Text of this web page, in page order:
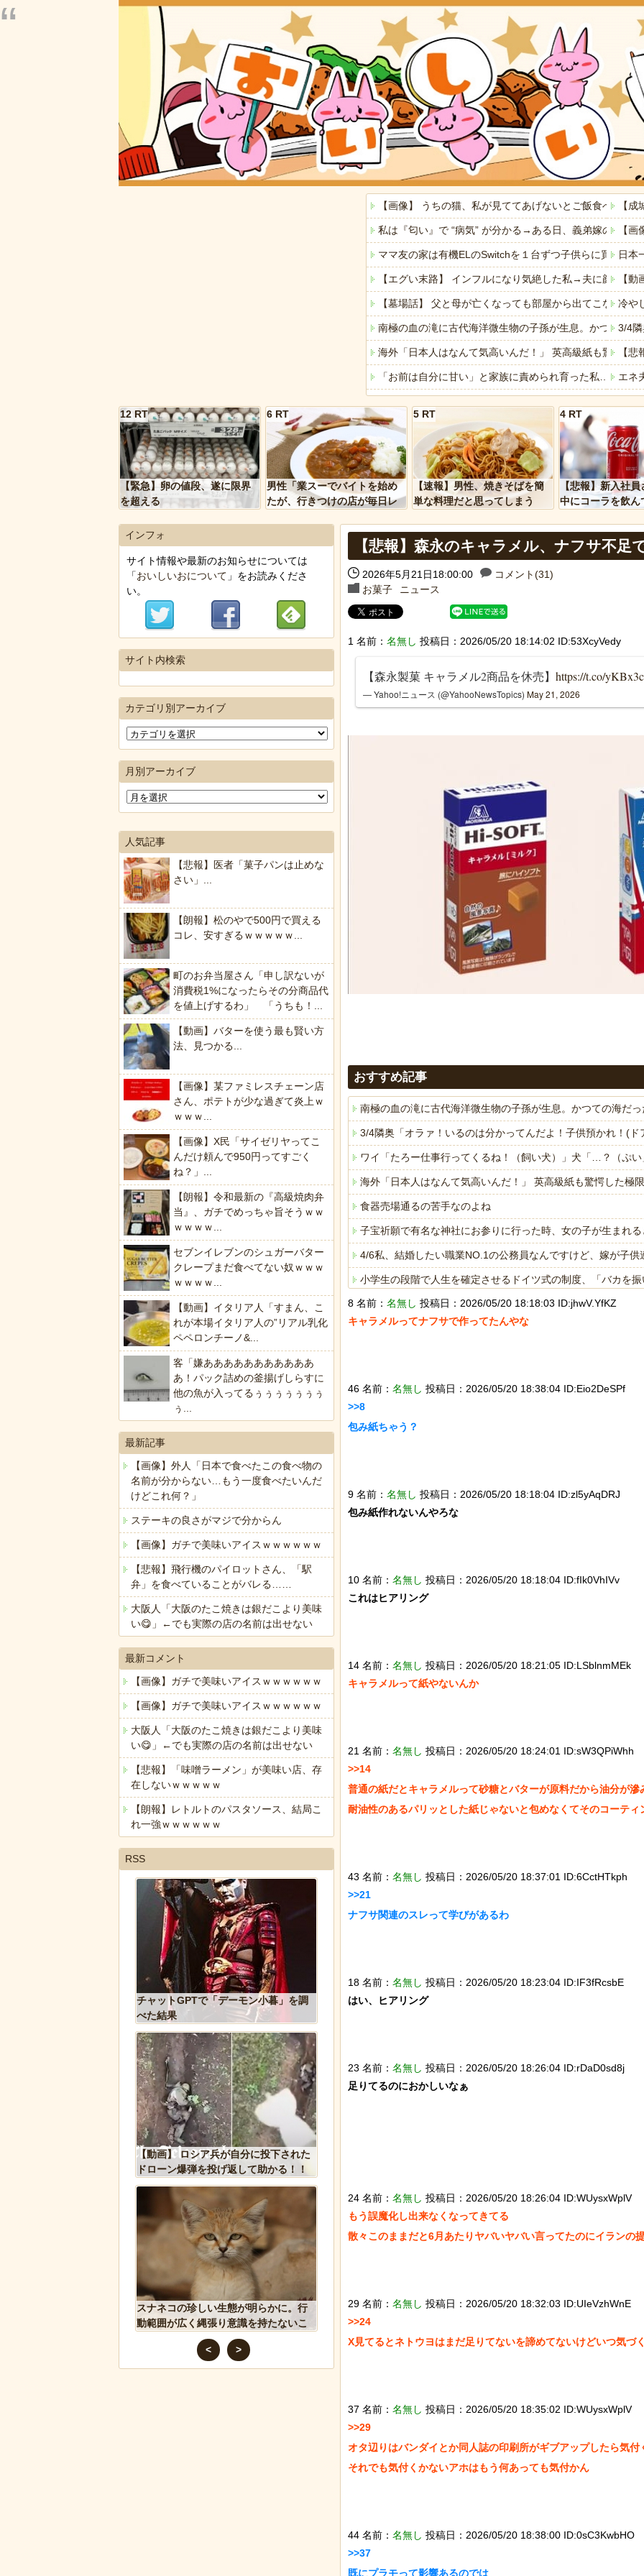
【画像】 うちの猫、私が見ててあげないとご飯食べない
私は『匂い』で “病気” が分かる→ある日、義弟嫁の子供
ママ友の家は有機ELのSwitchを１台ずつ子供らに買った
【エグい末路】 インフルになり気絶した私→夫に顔をは
【墓場話】 父と母が亡くなっても部屋から出てこない
南極の血の滝に古代海洋微生物の子孫が生息。かつての海
海外「日本人はなんて気高いんだ！」 英高級紙も驚愕し
「お前は自分に甘い」と家族に責められ育った私…３０
「ぞわっとした…」カルディで売っているコーヒーのパッ
【Mステ】西川貴教さん 魅惑のマーメイドすぎるｗｗｗ
「アメリカのヤンキーがアジア人にケンカを売った結果
「あなたはアメリカを愛していますか」「はい」トランプ
ヒーローのサバイバルアクション Siege Survivors
【中国】パトカーの前で好演技www当たり屋やお煽り運
【
【
日本
【
冷や
3/4
【
エネ
小学
【動
「
みん
【悲
12 RT
【緊急】卵の値段、遂に限界
を超える
6 RT
男性「業スーでバイトを始め
たが、行きつけの店が毎日レ
5 RT
【速報】男性、焼きそばを簡
単な料理だと思ってしまう
4 RT
【悲報】新入社
中にコーラを飲ん
【悲報】森永のキャラメル、ナフサ不足
2026年5月21日18:00:00
コメント(31)
お菓子
ニュース
1 名前： 名無し 投稿日：2026/05/20 18:14:02 ID:53XcyVedy
【森永製菓 キャラメル2商品を休売】 https://t.co/
— Yahoo!ニュース (@YahooNewsTopics) May 21, 2026
おすすめ記事
南極の血の滝に古代海洋微生物の子孫が生息。かつての海だ
3/4隣奥「オラァ！いるのは分かってんだよ！子供預かれ！(
ワイ「たろー仕事行ってくるね！（飼い犬）」犬「…？（ぷい
海外「日本人はなんて気高いんだ！」 英高級紙も驚愕した極
食器売場通るの苦手なのよね
子宝祈願で有名な神社にお参りに行った時、女の子が生まれ
4/6私、結婚したい職業NO.1の公務員なんですけど、嫁が子
小学生の段階で人生を確定させるドイツ式の制度、「バカを
【画像】思わず保存したくなる「笑える画像・最高な画像」貼
海外「日本人はなんて気高いんだ！」 英高級紙も驚愕した極
Powered by livedoor 相互RSS
8 名前： 名無し 投稿日：2026/05/20 18:18:03 ID:jhwV.YfKZ
キャラメルってナフサで作ってたんやな
46 名前： 名無し 投稿日：2026/05/20 18:38:04 ID:Eio2DeSPf
>>8
包み紙ちゃう？
9 名前： 名無し 投稿日：2026/05/20 18:18:04 ID:zl5yAqDRJ
包み紙作れないんやろな
10 名前： 名無し 投稿日：2026/05/20 18:18:04 ID:fIk0VhIVv
これはヒアリング
14 名前： 名無し 投稿日：2026/05/20 18:21:05 ID:LSblnmMEk
キャラメルって紙やないんか
21 名前： 名無し 投稿日：2026/05/20 18:24:01 ID:sW3QPiWhh
>>14
普通の紙だとキャラメルって砂糖とバターが原料だから油分が滲
耐油性のあるパリッとした紙じゃないと包めなくてそのコーティ
43 名前： 名無し 投稿日：2026/05/20 18:37:01 ID:6CctHTkph
>>21
ナフサ関連のスレって学びがあるわ
18 名前： 名無し 投稿日：2026/05/20 18:23:04 ID:IF3fRcsbE
はい、ヒアリング
23 名前： 名無し 投稿日：2026/05/20 18:26:04 ID:rDaD0sd8j
足りてるのにおかしいなぁ
24 名前： 名無し 投稿日：2026/05/20 18:26:04 ID:WUysxWplV
もう誤魔化し出来なくなってきてる
散々このままだと6月あたりヤバいヤバい言ってたのにイラン
29 名前： 名無し 投稿日：2026/05/20 18:32:03 ID:UIeVzhWnE
>>24
X見てるとネトウヨはまだ足りてないを諦めてないけどいつ気づ
37 名前： 名無し 投稿日：2026/05/20 18:35:02 ID:WUysxWplV
>>29
オタ辺りはバンダイとか同人誌の印刷所がギブアップしたら気付
それでも気付くかないアホはもう何あっても気付かん
44 名前： 名無し 投稿日：2026/05/20 18:38:00 ID:0sC3KwbHO
>>37
既にプラモって影響あるのでは
インフォ
サイト情報や最新のお知らせについては
「おいしいおについて 」をお読みくださ
い。
サイト内検索
カテゴリ別アーカイブ
月別アーカイブ
人気記事
【悲報】医者「菓子パンは止めな
さい」...
【朗報】松のやで500円で買える
コレ、安すぎるｗｗｗｗｗ...
町のお弁当屋さん「申し訳ないが
消費税1%になったらその分商品代
を値上げするわ」 「うちも！...
【動画】バターを使う最も賢い方
法、見つかる...
【画像】某ファミレスチェーン店
さん、ポテトが少な過ぎて炎上ｗ
ｗｗｗ...
【画像】X民「サイゼリヤってこ
んだけ頼んで950円ってすごく
ね？」...
【朗報】令和最新の『高級焼肉弁
当』、ガチでめっちゃ旨そうｗｗ
ｗｗｗｗ...
セブンイレブンのシュガーバター
クレープまだ食べてない奴ｗｗｗ
ｗｗｗｗ...
【動画】イタリア人「すまん、こ
れが本場イタリア人の”リアル乳化
ペペロンチーノ&...
客「嫌あああああああああああ
あ！パック詰めの釜揚げしらすに
他の魚が入ってるぅぅぅぅぅぅぅ
ぅ...
最新記事
【画像】外人「日本で食べたこの食べ物の
名前が分からない…もう一度食べたいんだ
けどこれ何？」
ステーキの良さがマジで分からん
【画像】ガチで美味いアイスｗｗｗｗｗｗ
【悲報】飛行機のパイロットさん、「駅
弁」を食べていることがバレる……
大阪人「大阪のたこ焼きは銀だこより美味
い😋」←でも実際の店の名前は出せない
最新コメント
【画像】ガチで美味いアイスｗｗｗｗｗｗ
【画像】ガチで美味いアイスｗｗｗｗｗｗ
大阪人「大阪のたこ焼きは銀だこより美味
い😋」←でも実際の店の名前は出せない
【悲報】「味噌ラーメン」が美味い店、存
在しないｗｗｗｗｗ
【朗報】レトルトのパスタソース、結局こ
れ一強ｗｗｗｗｗｗ
RSS
チャットGPTで「デーモン小暮」を調
べた結果
【動画】 ロシア兵が自分に投下された
ドローン爆弾を投げ返して助かる！！
スナネコの珍しい生態が明らかに。行
動範囲が広く縄張り意識を持たないこ
石を卵と思い込み温め続けていたハク
【ひでぶ】茨城県にあるパン屋で売っ
ている「アベシパン」のビジュアルが
悪夢すぎるｗｗｗｗｗ
「マンデラ効果」とい
ｗｗｗｗｗｗｗｗｗｗｗ
< >